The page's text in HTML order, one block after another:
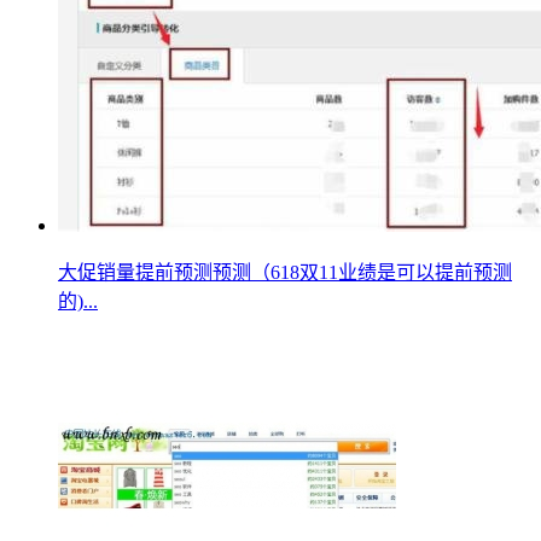
大促销量提前预测预测（618双11业绩是可以提前预测
的)...